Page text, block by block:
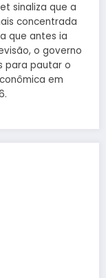
sinaliza que a
concentrada
que antes ia
o governo
para pautar o
em